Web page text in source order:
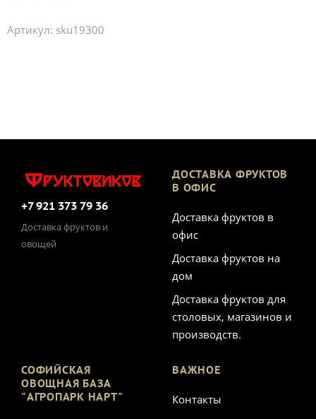
Артикул: sku19300
+7 921 373 79 36
Доставка фруктов и
овощей
ДОСТАВКА ФРУКТОВ
В ОФИС
Доставка фруктов в
офис
Доставка фруктов на
дом
Доставка фруктов для
столовых, магазинов и
производств.
СОФИЙСКАЯ
ОВОЩНАЯ БАЗА
"АГРОПАРК НАРТ"
ВАЖНОЕ
Контакты